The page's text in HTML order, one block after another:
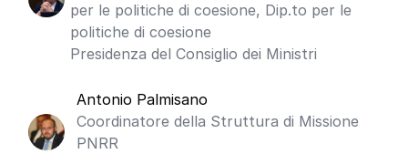
per le politiche di coesione, Dip.to per le
politiche di coesione
Presidenza del Consiglio dei Ministri
Antonio Palmisano
Coordinatore della Struttura di Missione
PNRR